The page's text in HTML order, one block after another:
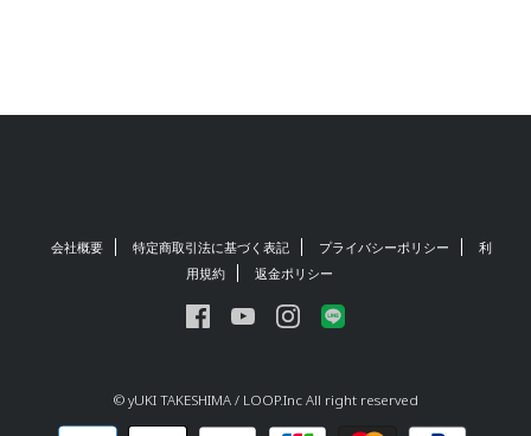
会社概要 特定商取引法に基づく表記 プライバシーポリシー
利
用規約
返金ポリシー
© yUKI TAKESHIMA / LOOP.Inc All right reserved